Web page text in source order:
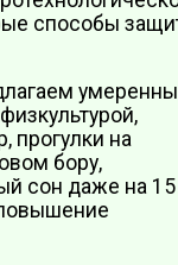
способы
прогулки на
бору,
сон даже на 15